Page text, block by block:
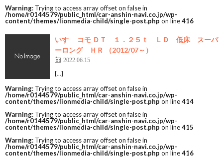
Warning: Trying to access array offset on false in
/home/r0144579/public_html/car-anshin-navi.co.jp/wp-
content/themes/lionmedia-child/single-post.php on line416
いすゞ コモ ＤＴ １．２５ｔ ＬＤ 低床 スーパ
ーロング ＨＲ （2012/07～）
2022.06.15
[…]
Warning: Trying to access array offset on false in
/home/r0144579/public_html/car-anshin-navi.co.jp/wp-
content/themes/lionmedia-child/single-post.php on line414
Warning: Trying to access array offset on false in
/home/r0144579/public_html/car-anshin-navi.co.jp/wp-
content/themes/lionmedia-child/single-post.php on line415
Warning: Trying to access array offset on false in
/home/r0144579/public_html/car-anshin-navi.co.jp/wp-
content/themes/lionmedia-child/single-post.php on line416